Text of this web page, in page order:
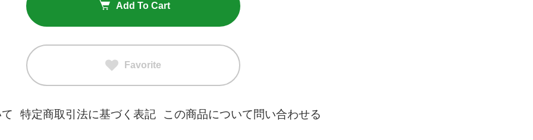
Add To Cart
Favorite
特定商取引法に基づく表記 この商品について問い合わせる